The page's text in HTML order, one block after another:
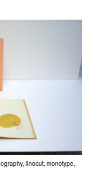
linocut, monotype,